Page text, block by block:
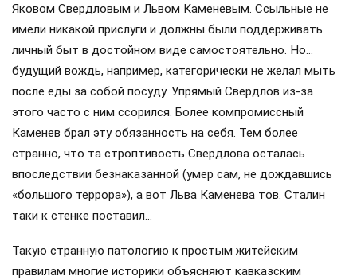
Яковом Свердловым и Львом Каменевым. Ссыльные не
имели никакой прислуги и должны были поддерживать
личный быт в достойном виде самостоятельно. Но…
будущий вождь, например, категорически не желал мыть
после еды за собой посуду. Упрямый Свердлов из-за
этого часто с ним ссорился. Более компромиссный
Каменев брал эту обязанность на себя. Тем более
странно, что та строптивость Свердлова осталась
впоследствии безнаказанной (умер сам, не дождавшись
«большого террора»), а вот Льва Каменева тов. Сталин
таки к стенке поставил…
Такую странную патологию к простым житейским
правилам многие историки объясняют кавказским